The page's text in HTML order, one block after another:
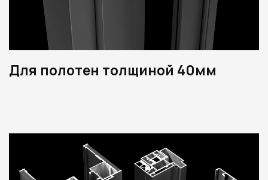
Для полотен толщиной 40мм